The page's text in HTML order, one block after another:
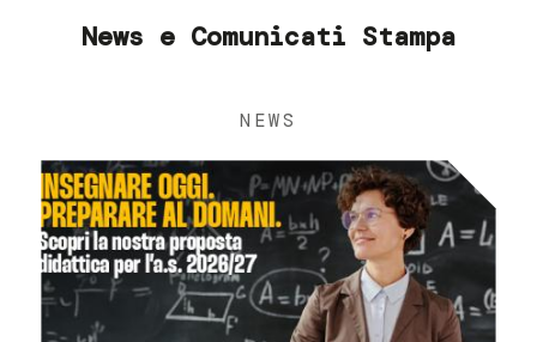
News e Comunicati Stampa
NEWS